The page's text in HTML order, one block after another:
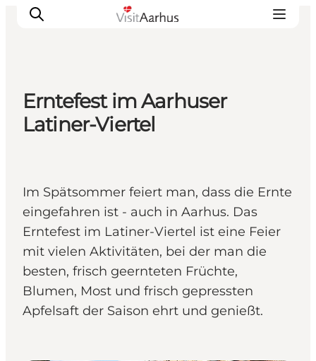
Sehen und erleben
Transport
Erntefest im Aarhuser
Latiner-Viertel
Im Spätsommer feiert man, dass die Ernte
eingefahren ist - auch in Aarhus. Das
Erntefest im Latiner-Viertel ist eine Feier
mit vielen Aktivitäten, bei der man die
besten, frisch geernteten Früchte,
Blumen, Most und frisch gepressten
Apfelsaft der Saison ehrt und genießt.